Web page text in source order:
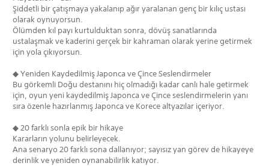
Şiddetli bir çatışmaya yakalanıp ağır yaralanan genç bir kılıç ustası
olarak oynuyorsun.
Ölümden kıl payı kurtulduktan sonra, dövüş sanatlarında
ustalaşmak ve kaderini gerçek bir kahraman olarak yerine getirmek
için yola çıkıyorsun.
◆ Yeniden Kaydedilmiş Japonca ve Çince Seslendirmeler
Bu görkemli Doğu destanını hiç olmadığı kadar canlı hale getirmek
için, oyun yeni kaydedilmiş Japonca ve Çince seslendirmelerin yanı
sıra özenle hazırlanmış Japonca ve Korece altyazılar içeriyor.
◆ 20 farklı sonla epik bir hikaye
Kararların yolunu belirleyecek.
Ana senaryo 20 farklı sona dallanıyor; sayısız yan görev de hikayeye
derinlik ve yeniden oynanabilirlik katıyor.